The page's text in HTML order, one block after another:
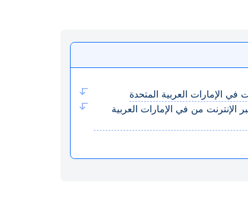
في الإمارات العربية المتحدة
الإنترنت من في الإمارات العربية